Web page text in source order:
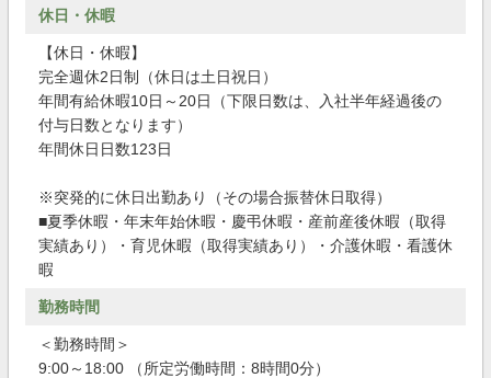
休日・休暇
【休日・休暇】
完全週休2日制（休日は土日祝日）
年間有給休暇10日～20日（下限日数は、入社半年経過後の
付与日数となります）
年間休日日数123日
※突発的に休日出勤あり（その場合振替休日取得）
■夏季休暇・年末年始休暇・慶弔休暇・産前産後休暇（取得
実績あり）・育児休暇（取得実績あり）・介護休暇・看護休
暇
勤務時間
＜勤務時間＞
9:00～18:00 （所定労働時間：8時間0分）